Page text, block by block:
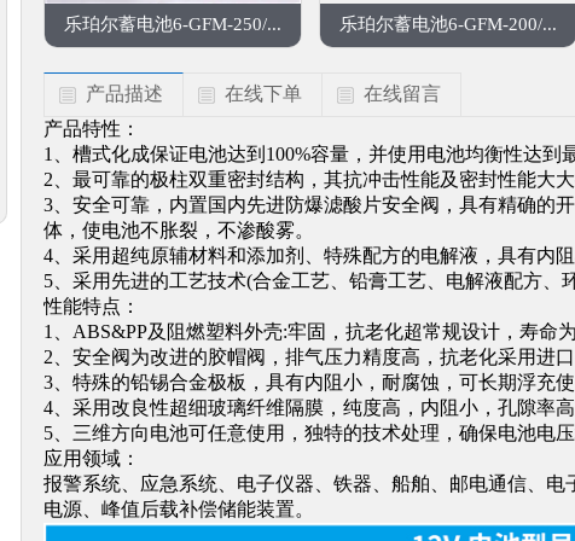
乐珀尔蓄电池6-GFM-250/... 乐珀尔蓄电池6-GFM-200/...
产品描述 在线下单
在线留言
产品特性：
1、槽式化成保证电池达到100%容量，并使用电池均衡性达到
2、最可靠的极柱双重密封结构，其抗冲击性能及密封性能大
3、安全可靠，内置国内先进防爆滤酸片安全阀，具有精确的
体，使电池不胀裂，不渗酸雾。
4、采用超纯原辅材料和添加剂、特殊配方的电解液，具有内
5、采用先进的工艺技术(合金工艺、铅膏工艺、电解液配方、
性能特点：
1、ABS&PP及阻燃塑料外壳:牢固，抗老化超常规设计，寿命
2、安全阀为改进的胶帽阀，排气压力精度高，抗老化采用进
3、特殊的铅锡合金极板，具有内阻小，耐腐蚀，可长期浮充
4、采用改良性超细玻璃纤维隔膜，纯度高，内阻小，孔隙率
5、三维方向电池可任意使用，独特的技术处理，确保电池电
应用领域：
报警系统、应急系统、电子仪器、铁器、船舶、邮电通信、
电源、峰值后载补偿储能装置。